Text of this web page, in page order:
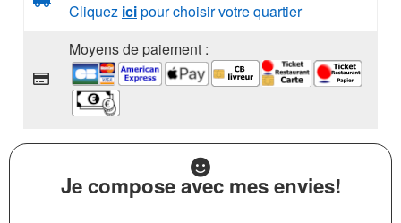
Cliquez icipour choisir votre quartier
Moyens de paiement :
Je compose avec mes envies!